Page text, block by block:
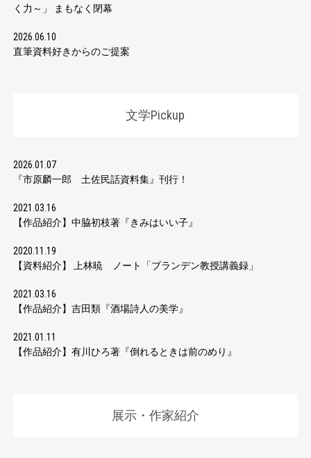
く力～」 まもなく閉幕
2026.06.10
直筆資料好きからのご提案
文学Pickup
2026.01.07
『市原麟一郎 土佐民話資料集』刊行！
2021.03.16
【作品紹介】中脇初枝著『きみはいい子』
2020.11.19
【資料紹介】 上林暁 ノート「ブランデン教授講義録」
2021.03.16
【作品紹介】吉田類『酒場詩人の美学』
2021.01.11
【作品紹介】有川ひろ著『倒れるときは前のめり』
展示・作家紹介